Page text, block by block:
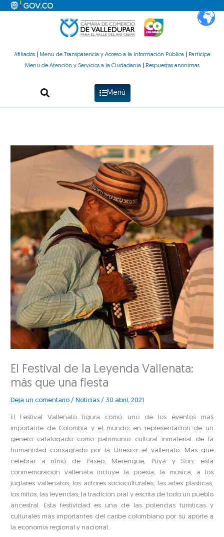
Afiliados| Menú de Transparencia y Acceso a la Información Pública
Participa
Menú de Atención y Servicios a la Ciudadanía
Respuestas anónimas
Menú
El Festival de la Leyenda Vallenata:
más que una fiesta
Deja un comentario / Noticias / 30 abril, 2021
El Festival Vallenato figura como uno de los eventos más
importante de Colombia y el mundo; en representación de un
género catalogado como patrimonio cultural inmaterial de la
humanidad consagrado por la Unesco: el vallenato. Más que
celebrar a ritmo de Paseo, Merengue, Puya y Son; esta
conmemoración vallenata incluye la poesía, la música, a los
juglares vallenatos, los actores socioculturales, las artes plásticas,
los mitos, las leyendas, la tradición oral y escrita de todo un pueblo
ancestral. Esta festividad es una de las potencias turísticas y
culturales más importantes del caribe colombiano por su aporte a
la economía regional y nacional.